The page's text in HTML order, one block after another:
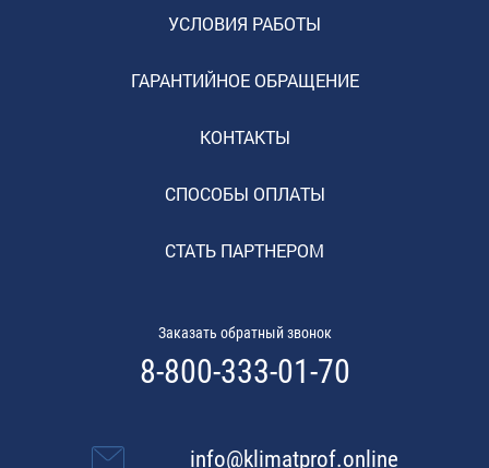
УСЛОВИЯ РАБОТЫ
ГАРАНТИЙНОЕ ОБРАЩЕНИЕ
КОНТАКТЫ
СПОСОБЫ ОПЛАТЫ
СТАТЬ ПАРТНЕРОМ
Заказать обратный звонок
8-800-333-01-70
info@klimatprof.online